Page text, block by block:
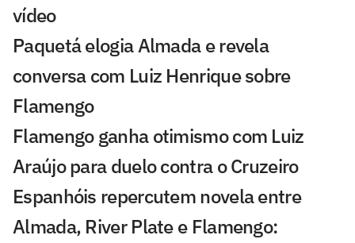
vídeo
Paquetá elogia Almada e revela
conversa com Luiz Henrique sobre
Flamengo
Flamengo ganha otimismo com Luiz
Araújo para duelo contra o Cruzeiro
Espanhóis repercutem novela entre
Almada, River Plate e Flamengo: